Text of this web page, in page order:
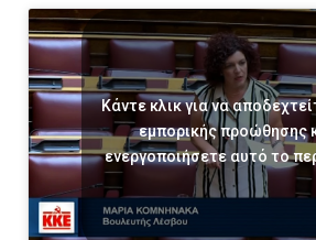
Κάντε κλικ για να
εμπορικής προώθησης
ενεργοποιήσετε αυτό το